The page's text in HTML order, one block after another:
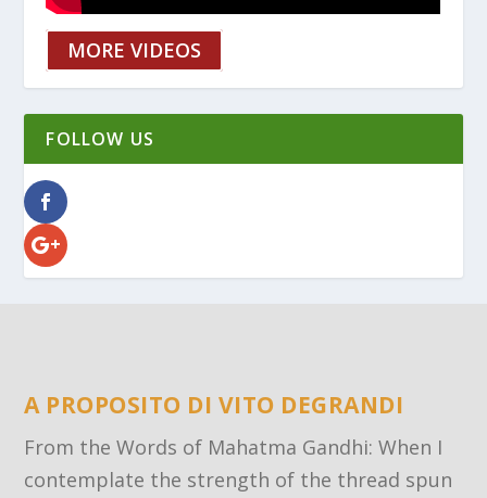
MORE VIDEOS
FOLLOW US
A PROPOSITO DI VITO DEGRANDI
From the Words of Mahatma Gandhi: When I
contemplate the strength of the thread spun